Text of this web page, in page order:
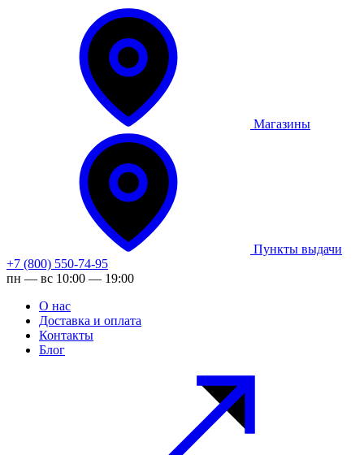
Магазины
Пункты выдачи
+7 (800) 550-74-95
пн — вс 10:00 — 19:00
О нас
Доставка и оплата
Контакты
Блог